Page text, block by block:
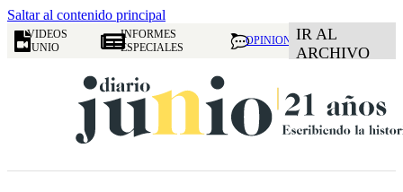
Saltar al contenido principal
VIDEOS
JUNIO
INFORMES
ESPECIALES
OPINION IR AL
ARCHIVO